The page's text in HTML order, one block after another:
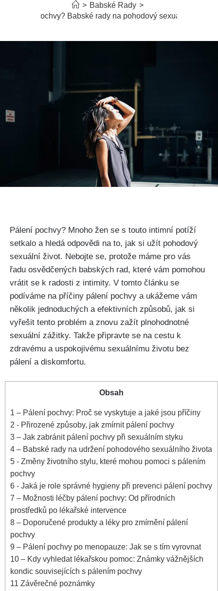
> Babské Rady >
Pálení pochvy? Babské rady na pohodový sexuální život
Pálení pochvy?⁣ Mnoho žen se s touto ​intimní potíží
setkalo​ a hledá odpovědi ⁢na ‌to, jak si ⁣užít pohodový
sexuální život. Nebojte ‍se, protože máme‌ pro vás
řadu osvědčených babských rad, které vám pomohou
vrátit se⁣ k radosti ⁢z intimity. V tomto článku se
podíváme ⁢na příčiny pálení pochvy‍ a‌ ukážeme vám
několik jednoduchých a ‌efektivních způsobů, ⁤jak si
vyřešit tento problém a​ znovu zažít plnohodnotné
sexuální ⁣zážitky. Takže​ připravte se​ na cestu​ k
zdravému a uspokojivému ⁢sexuálnímu⁢ životu bez
‍pálení a diskomfortu.
Obsah
1 – ⁣Pálení​ pochvy: Proč se ⁤vyskytuje a jaké ⁣jsou příčiny
2 -⁢ Přirozené způsoby, ⁤jak zmírnit pálení ‍pochvy
3 – Jak zabránit pálení⁣ pochvy při⁤ sexuálním styku
4 – Babské rady na⁣ udržení pohodového‍ sexuálního​ života
5 -​ Změny životního stylu, které mohou pomoci s pálením
pochvy
6 -‍ Jaká⁣ je⁤ role správné⁣ hygieny ⁣při prevenci pálení pochvy
7 – Možnosti léčby​ pálení​ pochvy: Od přírodních
prostředků po lékařské intervence
8 – Doporučené produkty⁢ a léky pro ‍zmírnění⁤ pálení
pochvy
9 – Pálení pochvy ‍po menopauze: ⁢Jak se⁢ s tím vyrovnat
10 – ​Kdy vyhledat lékařskou‍ pomoc: Známky⁣ vážnějších⁣
kondic⁤ souvisejících s pálením⁤ pochvy
11 Závěrečné⁢ poznámky